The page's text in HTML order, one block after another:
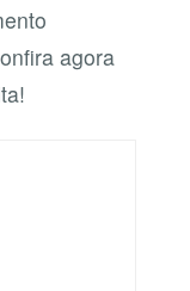
agora